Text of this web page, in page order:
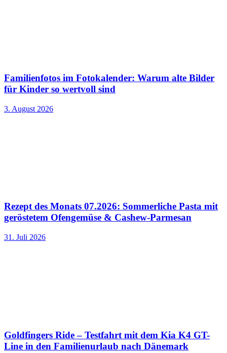
Familienfotos im Fotokalender: Warum alte Bilder
für Kinder so wertvoll sind
3. August 2026
Rezept des Monats 07.2026: Sommerliche Pasta mit
geröstetem Ofengemüse & Cashew-Parmesan
31. Juli 2026
Goldfingers Ride – Testfahrt mit dem Kia K4 GT-
Line in den Familienurlaub nach Dänemark